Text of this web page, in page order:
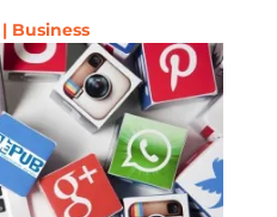
Business